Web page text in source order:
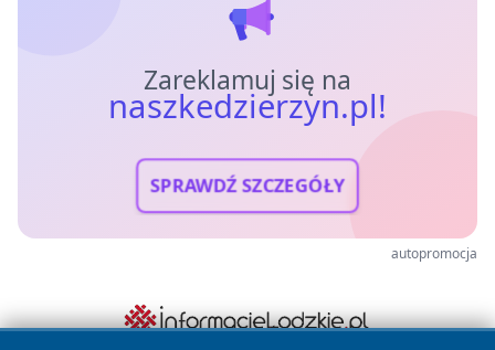
Zareklamuj się na
naszkedzierzyn.pl!
SPRAWDŹ SZCZEGÓŁY
autopromocja